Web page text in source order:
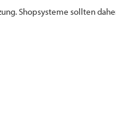
Shopsysteme sollten